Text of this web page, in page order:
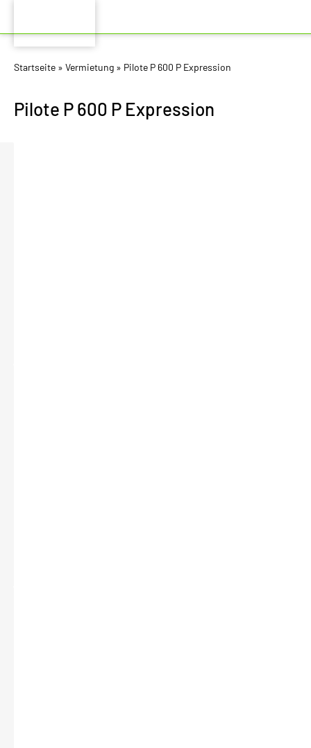
Startseite » Vermietung » Pilote P 600 P Expression
Pilote P 600 P Expression